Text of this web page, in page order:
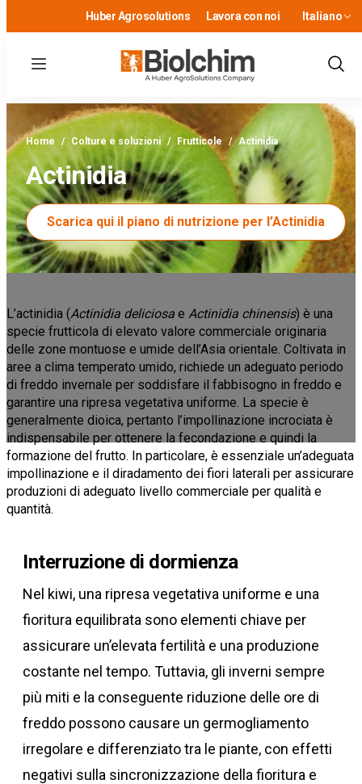
Huber Agrosolutions Lavora con noi Italiano
Menu
Show
Home / Colture e soluzioni / Frutticole / Actinidia
Actinidia
Scarica qui il piano di nutrizione per l’Actinidia
L’actinidia (Actinidia deliciosa e Actinidia chinensis) è una
specie frutticola di elevato valore commerciale originaria
delle zone montuose e umide dell’Asia orientale. Coltivata in
aree a clima temperato umido, richiede un adeguato periodo
di freddo invernale per soddisfare il fabbisogno in freddo e
garantire una ripresa vegetativa uniforme. La specie è
generalmente dioica, pertanto l’impollinazione incrociata è
indispensabile per ottenere la fecondazione e quindi la
formazione del frutto. In particolare, è essenziale un’adeguata
impollinazione e il diradamento dei fiori laterali per assicurare
produzioni di adeguato livello commerciale per qualità e
quantità.
Interruzione di dormienza
Nel kiwi, una ripresa vegetativa uniforme e una
fioritura equilibrata sono elementi chiave per
assicurare un’elevata fertilità e una produzione
costante nel tempo. Tuttavia, gli inverni sempre
più miti e la conseguente riduzione delle ore di
freddo possono causare un germogliamento
irregolare e differenziato tra le piante, con effetti
negativi sulla sincronizzazione della fioritura e